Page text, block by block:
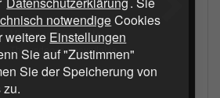
notwendigeCookies
weitere Einstellungen
Sie auf "Zustimmen"
Sie der Speicherung von